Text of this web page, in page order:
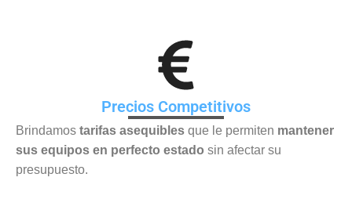
Precios Competitivos
Brindamos tarifas asequibles que le permiten mantener
sus equipos en perfecto estado sin afectar su
presupuesto.